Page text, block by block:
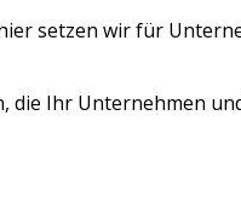
setzen wir für
die Ihr Unternehmen